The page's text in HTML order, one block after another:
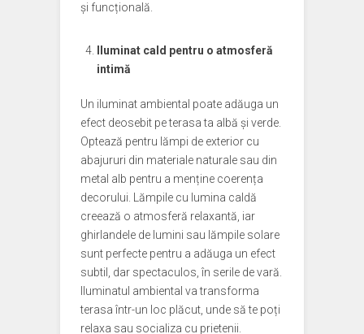
și funcțională.
Iluminat cald pentru o atmosferă
intimă
Un iluminat ambiental poate adăuga un
efect deosebit pe terasa ta albă și verde.
Optează pentru lămpi de exterior cu
abajururi din materiale naturale sau din
metal alb pentru a menține coerența
decorului. Lămpile cu lumina caldă
creează o atmosferă relaxantă, iar
ghirlandele de lumini sau lămpile solare
sunt perfecte pentru a adăuga un efect
subtil, dar spectaculos, în serile de vară.
Iluminatul ambiental va transforma
terasa într-un loc plăcut, unde să te poți
relaxa sau socializa cu prietenii.